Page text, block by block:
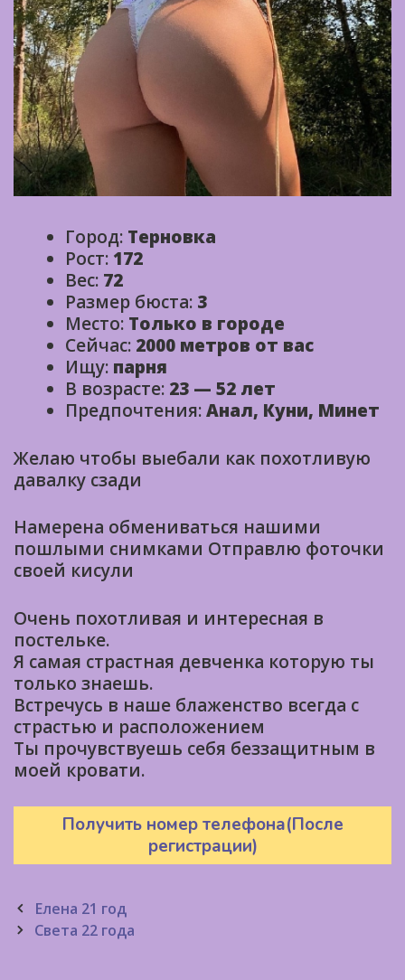
Город: Терновка
Рост: 172
Вес: 72
Размер бюста: 3
Место: Только в городе
Сейчас: 2000 метров от вас
Ищу: парня
В возрасте: 23 — 52 лет
Предпочтения:Анал, Куни, Минет
Желаю чтобы выебали как похотливую
давалку сзади
Намерена обмениваться нашими
пошлыми снимками Отправлю фоточки
своей кисули
Очень похотливая и интересная в
постельке.
Я самая страстная девченка которую ты
только знаешь.
Встречусь в наше блаженство всегда с
страстью и расположением
Ты прочувствуешь себя беззащитным в
моей кровати.
Получить номер телефона(После
регистрации)
Post
navigation
Елена 21 год
Света 22 года